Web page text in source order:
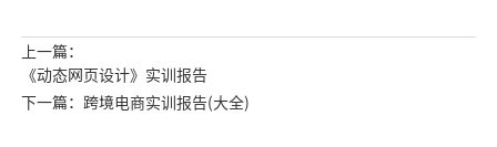
上一篇：
《动态网页设计》实训报告
下一篇：跨境电商实训报告(大全)